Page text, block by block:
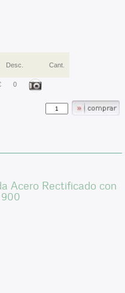
Desc. Cant.
0
Acero Rectificado con